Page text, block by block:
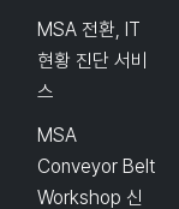
MSA 전환, IT
현황 진단 서비
스
MSA
Conveyor Belt
Workshop 신